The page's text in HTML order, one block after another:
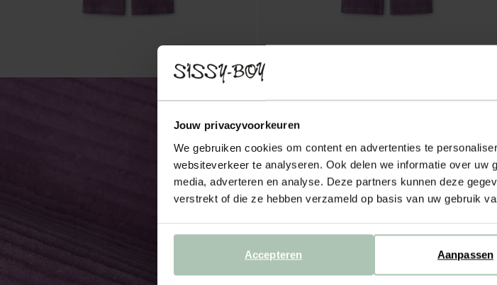
Jouw privacyvoorkeuren
We gebruiken cookies om content en advertenties te
websiteverkeer te analyseren. Ook delen we informatie over
media, adverteren en analyse. Deze partners kunnen deze
verstrekt of die ze hebben verzameld op basis van uw gebruik
Aanpassen
Accepteren